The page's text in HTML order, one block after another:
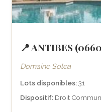
📍 ANTIBES
Domaine Solea
Lots disponibles:31
Dispositif: Droit Commun